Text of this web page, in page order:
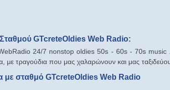
GTcreteOldies Web Radio:
24/7 nonstop oldies 50s - 60s - 70s music
με τραγούδια που μας χαλαρώνουν και μας
με σταθμό GTcreteOldies Web Radio